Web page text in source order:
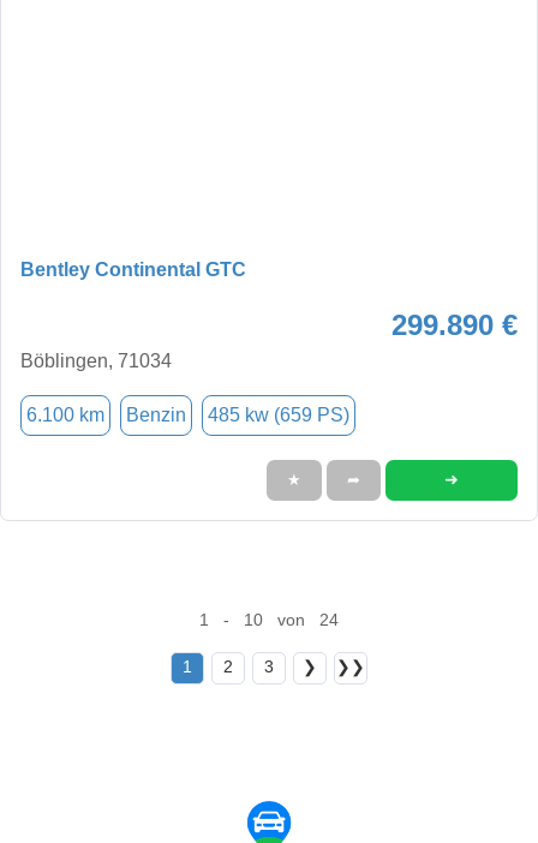
Bentley Continental GTC
299.890 €
Böblingen, 71034
6.100 km Benzin 485 kw (659 PS)
★ ➦ ➜
1 - 10 von 24
1 2 3 ❯ ❯❯